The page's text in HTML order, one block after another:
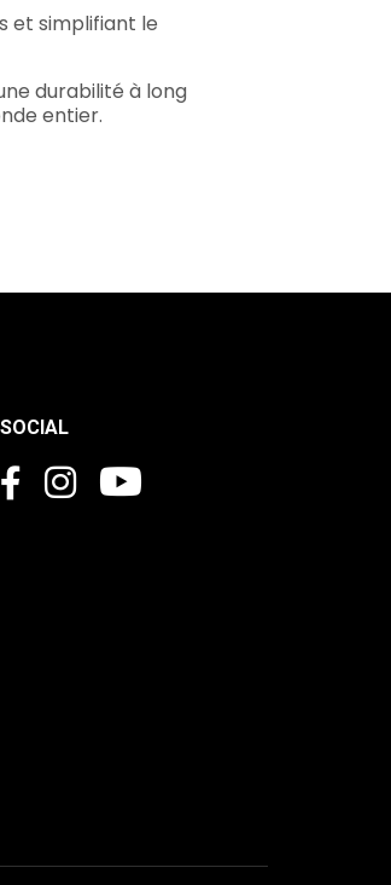
et simplifiant le
durabilité à long
entier.
SOCIAL